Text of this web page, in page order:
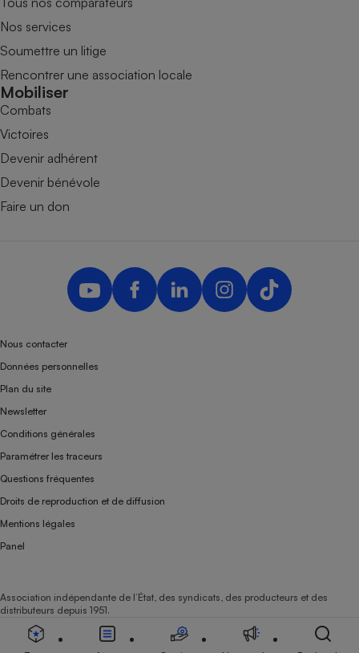
Nos services
Soumettre un litige
Rencontrer une association locale
Mobiliser
Combats
Victoires
Devenir adhérent
Devenir bénévole
Faire un don
Nous contacter
Données personnelles
Plan du site
Newsletter
Conditions générales
Paramétrer les traceurs
Questions fréquentes
Droits de reproduction et de diffusion
Mentions légales
Panel
Association indépendante de l’État, des syndicats, des producteurs et des
distributeurs depuis 1951.